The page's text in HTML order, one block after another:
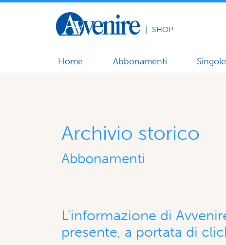
SHOP
Home Abbonamenti
Archivio storico
Abbonamenti
L'informazione di
presente, a portata di